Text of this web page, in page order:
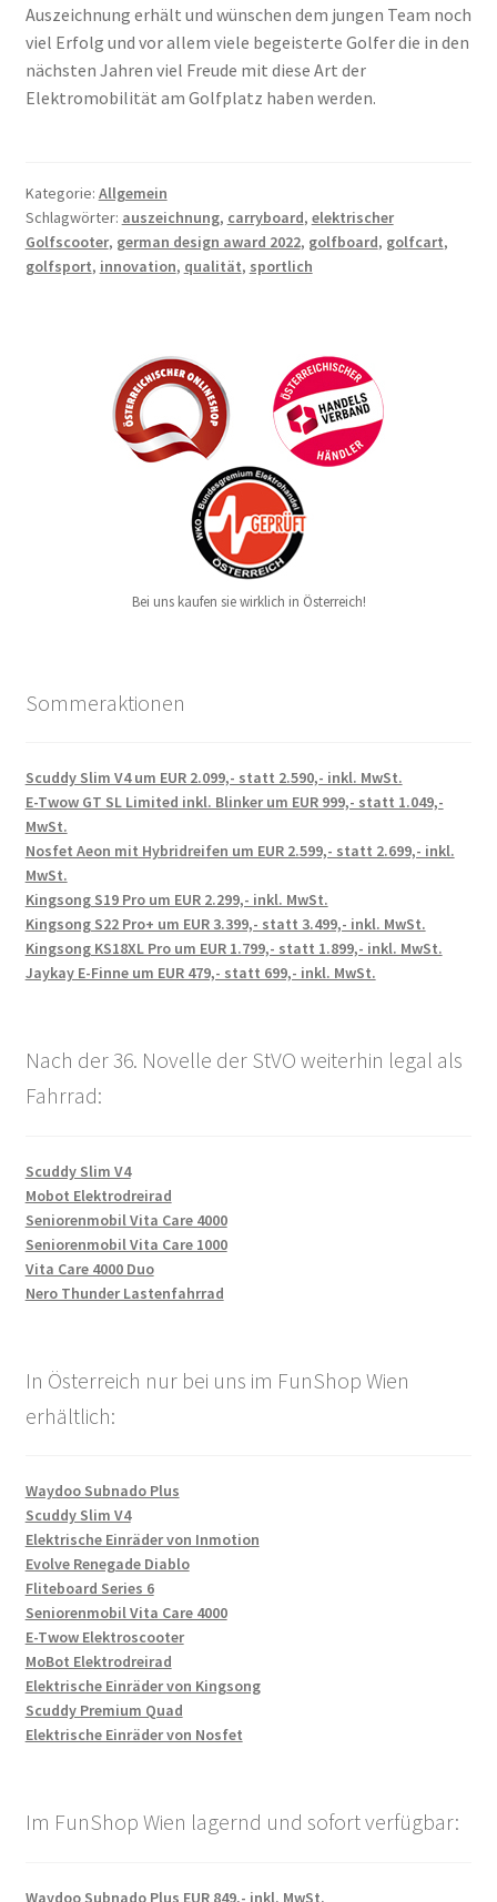
Auszeichnung erhält und wünschen dem jungen Team noch
viel Erfolg und vor allem viele begeisterte Golfer die in den
nächsten Jahren viel Freude mit diese Art der
Elektromobilität am Golfplatz haben werden.
Kategorie: Allgemein
Schlagwörter: auszeichnung, carryboard, elektrischer
Golfscooter, german design award 2022, golfboard, golfcart,
golfsport, innovation, qualität, sportlich
Bei uns kaufen sie wirklich in Österreich!
Sommeraktionen
Scuddy Slim V4 um EUR 2.099,- statt 2.590,- inkl. MwSt.
E-Twow GT SL Limited inkl. Blinker um EUR 999,- statt 1.049,-
MwSt.
Nosfet Aeon mit Hybridreifen um EUR 2.599,- statt 2.699,- inkl.
MwSt.
Kingsong S19 Pro um EUR 2.299,- inkl. MwSt.
Kingsong S22 Pro+ um EUR 3.399,- statt 3.499,- inkl. MwSt.
Kingsong KS18XL Pro um EUR 1.799,- statt 1.899,- inkl. MwSt.
Jaykay E-Finne um EUR 479,- statt 699,- inkl. MwSt.
Nach der 36. Novelle der StVO weiterhin legal als
Fahrrad:
Scuddy Slim V4
Mobot Elektrodreirad
Seniorenmobil Vita Care 4000
Seniorenmobil Vita Care 1000
Vita Care 4000 Duo
Nero Thunder Lastenfahrrad
In Österreich nur bei uns im FunShop Wien
erhältlich:
Waydoo Subnado Plus
Scuddy Slim V4
Elektrische Einräder von Inmotion
Evolve Renegade Diablo
Fliteboard Series 6
Seniorenmobil Vita Care 4000
E-Twow Elektroscooter
MoBot Elektrodreirad
Elektrische Einräder von Kingsong
Scuddy Premium Quad
Elektrische Einräder von Nosfet
Im FunShop Wien lagernd und sofort verfügbar:
Waydoo Subnado Plus EUR 849,- inkl. MwSt.